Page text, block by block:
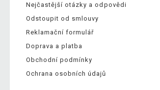
Nejčastější otázky a odpovědi
Odstoupit od smlouvy
Reklamační formulář
Doprava a platba
Obchodní podmínky
Ochrana osobních údajů